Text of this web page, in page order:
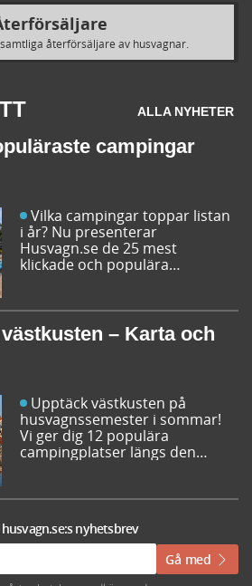
återförsäljare av husvagnar.
ALLA NYHETER
campingar
Vilka campingar toppar listan
i år? Nu presenterar
Husvagn.se de 25 mest
klickade och populära
inspireras av campingfolkets
egna favoriter och hitta din
nästa favorit redan idag!
– Karta och
husvagnssemester i sommar!
Vi ger dig 12 populära
campingplatser längs den
campingar längst västkusten
nyhetsbrev
Gå med